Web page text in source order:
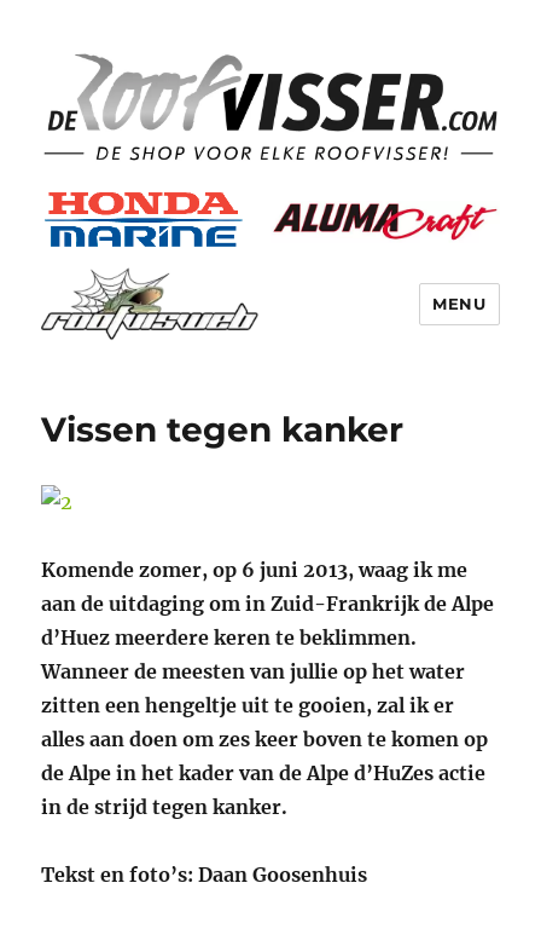
MENU
Vissen tegen kanker
Komende zomer, op 6 juni 2013, waag ik me
aan de uitdaging om in Zuid-Frankrijk de Alpe
d’Huez meerdere keren te beklimmen.
Wanneer de meesten van jullie op het water
zitten een hengeltje uit te gooien, zal ik er
alles aan doen om zes keer boven te komen op
de Alpe in het kader van de Alpe d’HuZes actie
in de strijd tegen kanker.
Tekst en foto’s: Daan Goosenhuis